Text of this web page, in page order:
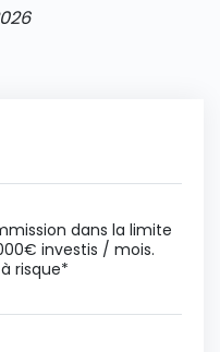
dans la limite
investis / mois.
risque*